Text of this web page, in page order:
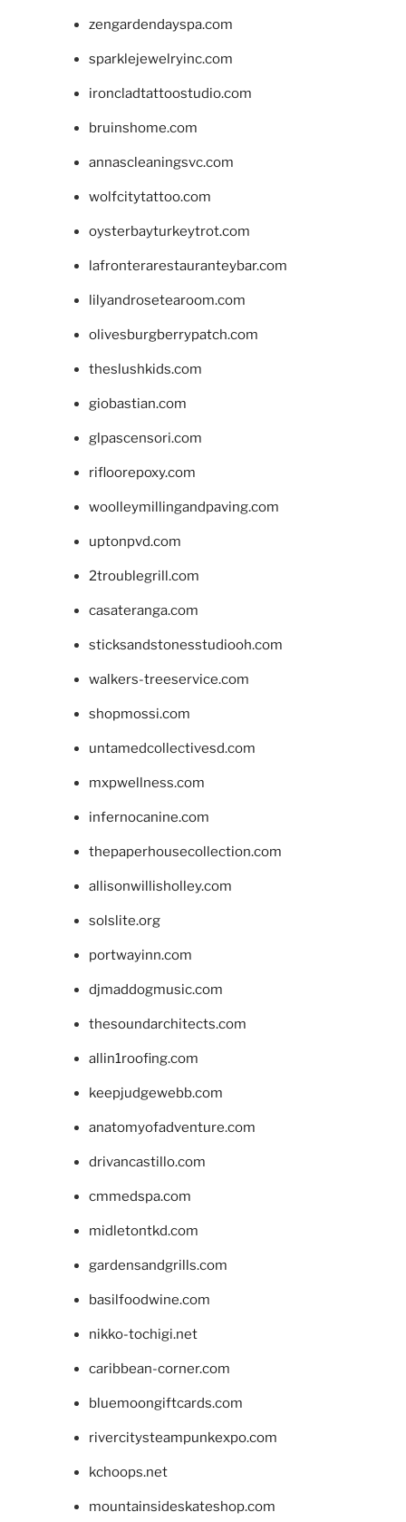
zengardendayspa.com
sparklejewelryinc.com
ironcladtattoostudio.com
bruinshome.com
annascleaningsvc.com
wolfcitytattoo.com
oysterbayturkeytrot.com
lafronterarestauranteybar.com
lilyandrosetearoom.com
olivesburgberrypatch.com
theslushkids.com
giobastian.com
glpascensori.com
rifloorepoxy.com
woolleymillingandpaving.com
uptonpvd.com
2troublegrill.com
casateranga.com
sticksandstonesstudiooh.com
walkers-treeservice.com
shopmossi.com
untamedcollectivesd.com
mxpwellness.com
infernocanine.com
thepaperhousecollection.com
allisonwillisholley.com
solslite.org
portwayinn.com
djmaddogmusic.com
thesoundarchitects.com
allin1roofing.com
keepjudgewebb.com
anatomyofadventure.com
drivancastillo.com
cmmedspa.com
midletontkd.com
gardensandgrills.com
basilfoodwine.com
nikko-tochigi.net
caribbean-corner.com
bluemoongiftcards.com
rivercitysteampunkexpo.com
kchoops.net
mountainsideskateshop.com